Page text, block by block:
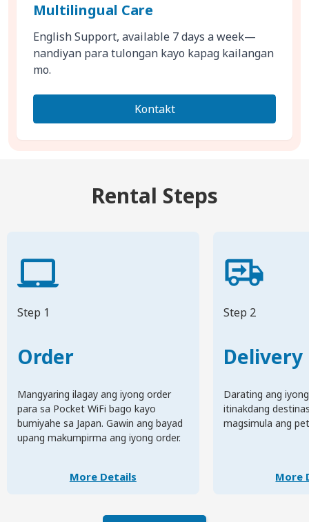
Multilingual Care
English Support, available 7 days a week—
nandiyan para tulongan kayo kapag kailangan
mo.
Kontakt
Rental Steps
Step 1
Order
Mangyaring ilagay ang iyong order
para sa Pocket WiFi bago kayo
bumiyahe sa Japan. Gawin ang bayad
upang makumpirma ang iyong order.
More Details
Step 2
Delivery
Darating ang
itinakdang
magsimula ang
More